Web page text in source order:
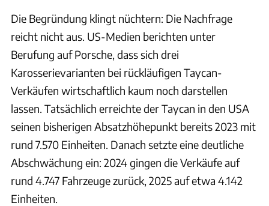
Die Begründung klingt nüchtern: Die Nachfrage
reicht nicht aus. US-Medien berichten unter
Berufung auf Porsche, dass sich drei
Karosserievarianten bei rückläufigen Taycan-
Verkäufen wirtschaftlich kaum noch darstellen
lassen. Tatsächlich erreichte der Taycan in den USA
seinen bisherigen Absatzhöhepunkt bereits 2023 mit
rund 7.570 Einheiten. Danach setzte eine deutliche
Abschwächung ein: 2024 gingen die Verkäufe auf
rund 4.747 Fahrzeuge zurück, 2025 auf etwa 4.142
Einheiten.